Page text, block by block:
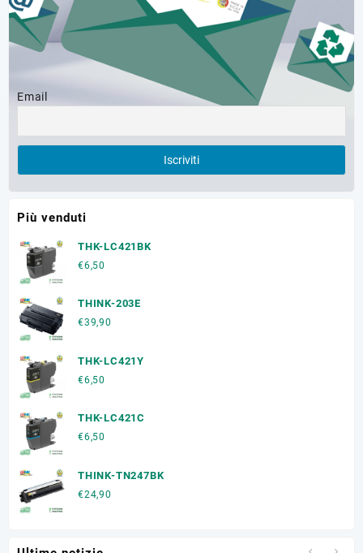
Email
Più venduti
THK-LC421BK
€6,50
THINK-203E
€39,90
THK-LC421Y
€6,50
THK-LC421C
€6,50
THINK-TN247BK
€24,90